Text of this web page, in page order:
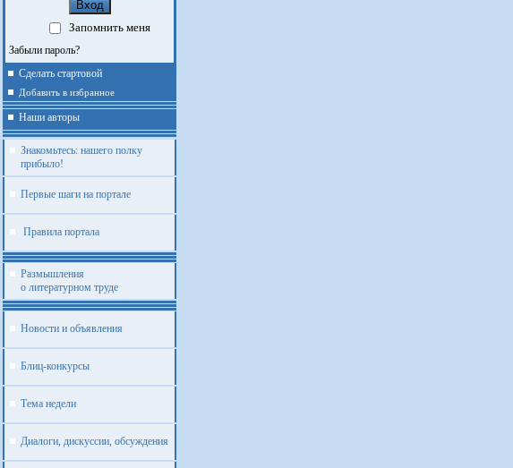
Запомнить меня
Забыли пароль?
Сделать стартовой
Добавить в избранное
Наши авторы
Знакомьтесь: нашего полку
прибыло!
Первые шаги на портале
Правила портала
Размышления
о литературном труде
Новости и объявления
Блиц-конкурсы
Тема недели
Диалоги, дискуссии, обсуждения